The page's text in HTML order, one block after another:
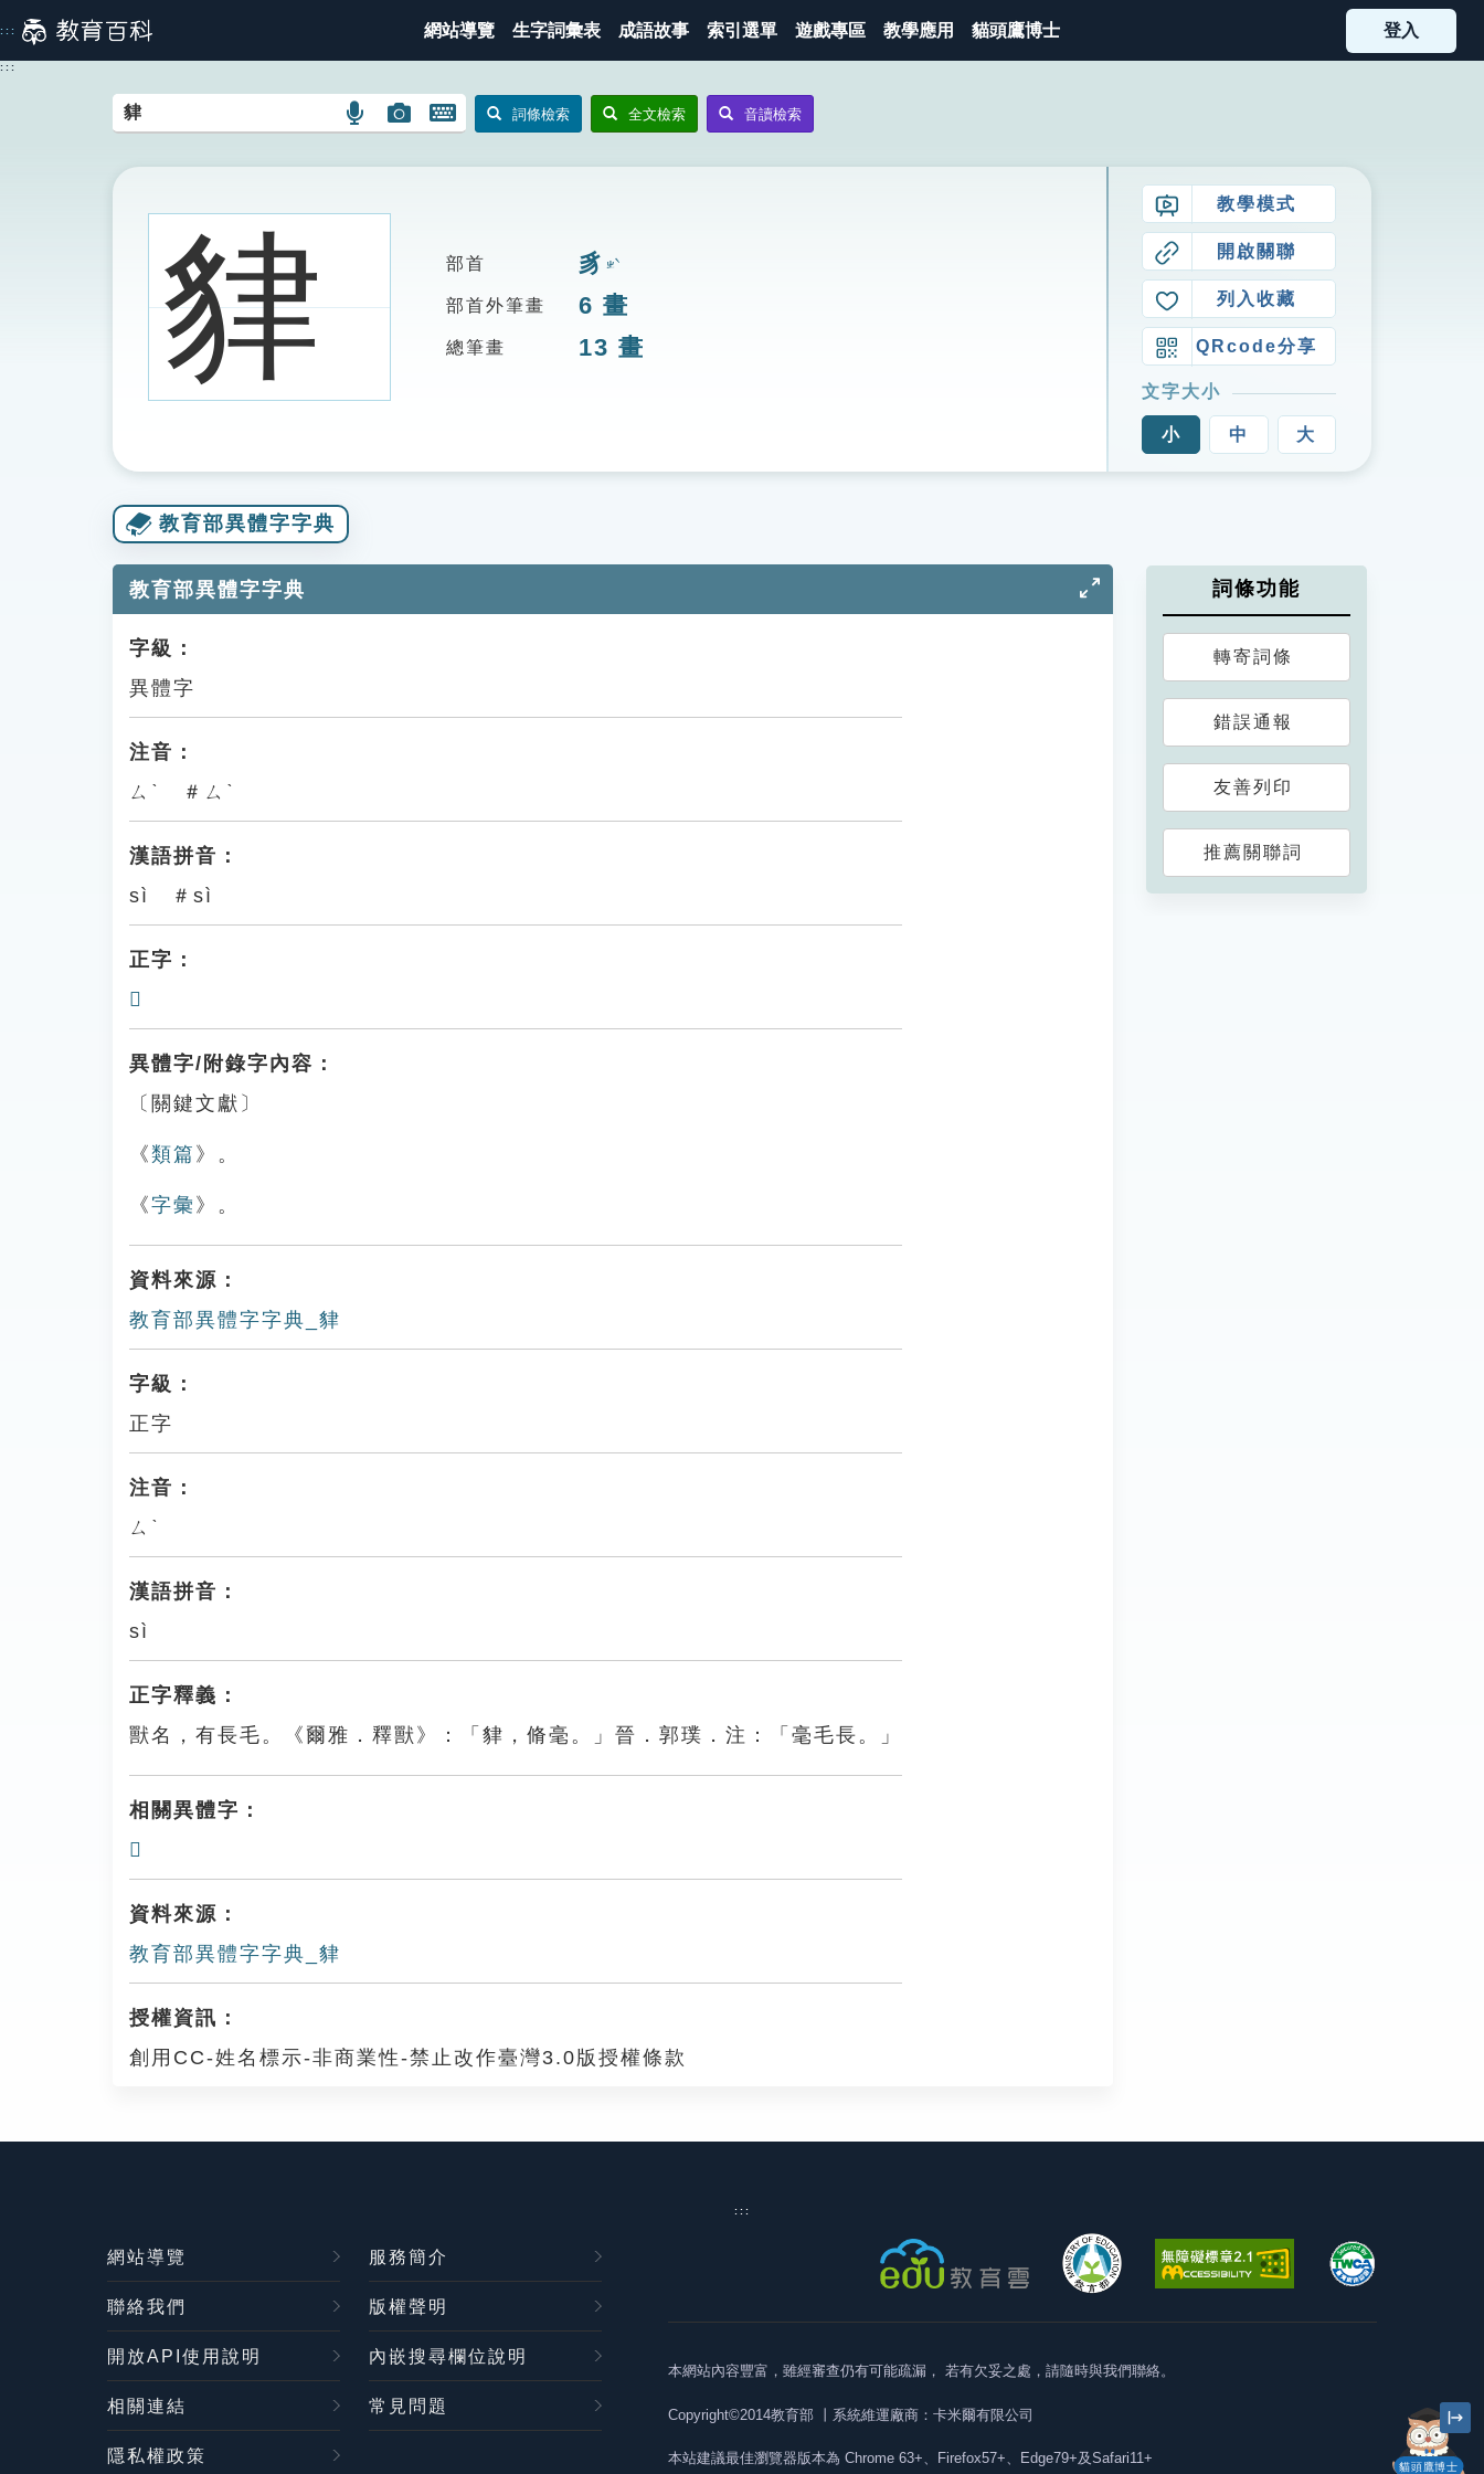
到
主
::: 網站導覽 生字詞彙表 成語故事 索引選單 遊戲專區 教學應用 貓頭鷹博士 登入
:::
語
搜
圖
圖
搜
開
鍵
詞條檢索 全文檢索 音讀檢索
貄 部首 豸 ㄓˋ
部首外筆畫 6 畫
總筆畫 13 畫
教學模式
開啟關聯
列入收藏
QRcode分享
文字大小
小 中 大
教育部異體字字典
教育部異體字字典
字級：
異體字
注音：
ㄙˋ ＃ㄙˋ
漢語拼音：
sì ＃sì
正字：
𧳙
異體字/附錄字內容：
〔關鍵文獻〕
《類篇 》。
《字彙 》。
資料來源：
教育部異體字字典_貄
字級：
正字
注音：
ㄙˋ
漢語拼音：
sì
正字釋義：
獸名，有長毛。《爾雅．釋獸》：「貄，脩毫。」晉．郭璞．注：「毫毛長。」
相關異體字：
𤝽
資料來源：
教育部異體字字典_貄
授權資訊：
創用CC-姓名標示-非商業性-禁止改作臺灣3.0版授權條款
詞條功能
轉寄詞條
錯誤通報
友善列印
推薦關聯詞
貓頭鷹博士
:::
網站導覽 服務簡介
聯絡我們 版權聲明
開放API使用說明 內嵌搜尋欄位說明
相關連結 常見問題
隱私權政策
本網站內容豐富，雖經審查仍有可能疏漏， 若有欠妥之處，請隨時與我們聯絡。
Copyright©2014教育部 丨系統維運廠商：卡米爾有限公司
本站建議最佳瀏覽器版本為 Chrome 63+、Firefox57+、Edge79+及Safari11+